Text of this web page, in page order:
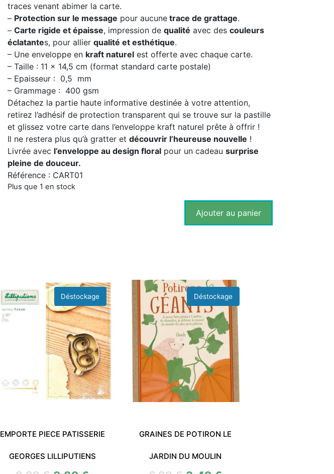
traces venant abimer la carte.
– Protection sur le message pour aucune trace de grattage.
– Carte rigide et épaisse, impression de qualité avec des couleurs
éclatantes, pour allier qualité et esthétique.
– Une enveloppe en kraft naturel est offerte avec chaque carte.
– Taille : 11 x 14,5 cm (format standard carte postale)
– Epaisseur : 0,5 mm
– Grammage : 400 gsm
Détachez la partie haute informative destinée à votre attention,
retirez l’adhésif de protection transparent qui se trouve sur la pastille
et glissez votre carte dans l’enveloppe kraft naturel prête à offrir !
Il ne restera plus qu’à gratter et découvrir l’heureuse nouvelle !
Livrée avec l’enveloppe au design floral pour un cadeau surprise
pleine de douceur.
Référence : CART01
Plus que 1 en stock
Ajouter au panier
EMPORTE PIECE PATISSERIE
GEORGES LILLIPUTIENS
GRAINES DE POTIRON LE
JARDIN DU MOULIN